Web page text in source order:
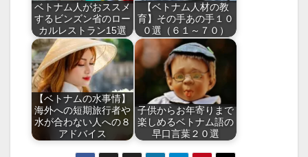
ベトナム人がおススメ
するビンズン省のロー
カルレストラン15選
【ベトナム人材の教
育】その手あの手１０
０選（６１～７０）
【ベトナムの水事情】
海外への短期旅行者や
水が合わない人への８
アドバイス
子供からお年寄りまで
楽しめるベトナム語の
早口言葉２０選